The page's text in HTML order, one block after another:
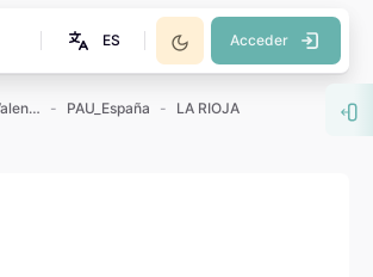
ES Acceder
Exámenes PAU Comunidad Valenciana PAU_España
LA RIOJA